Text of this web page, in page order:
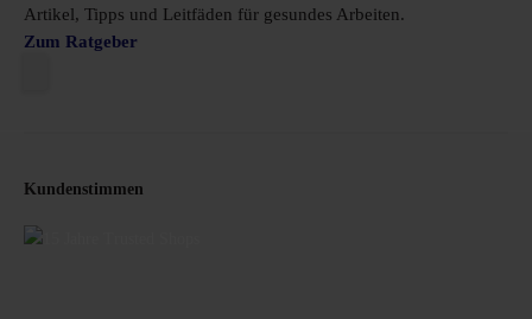
Artikel, Tipps und Leitfäden für gesundes Arbeiten.
Zum Ratgeber
Kundenstimmen